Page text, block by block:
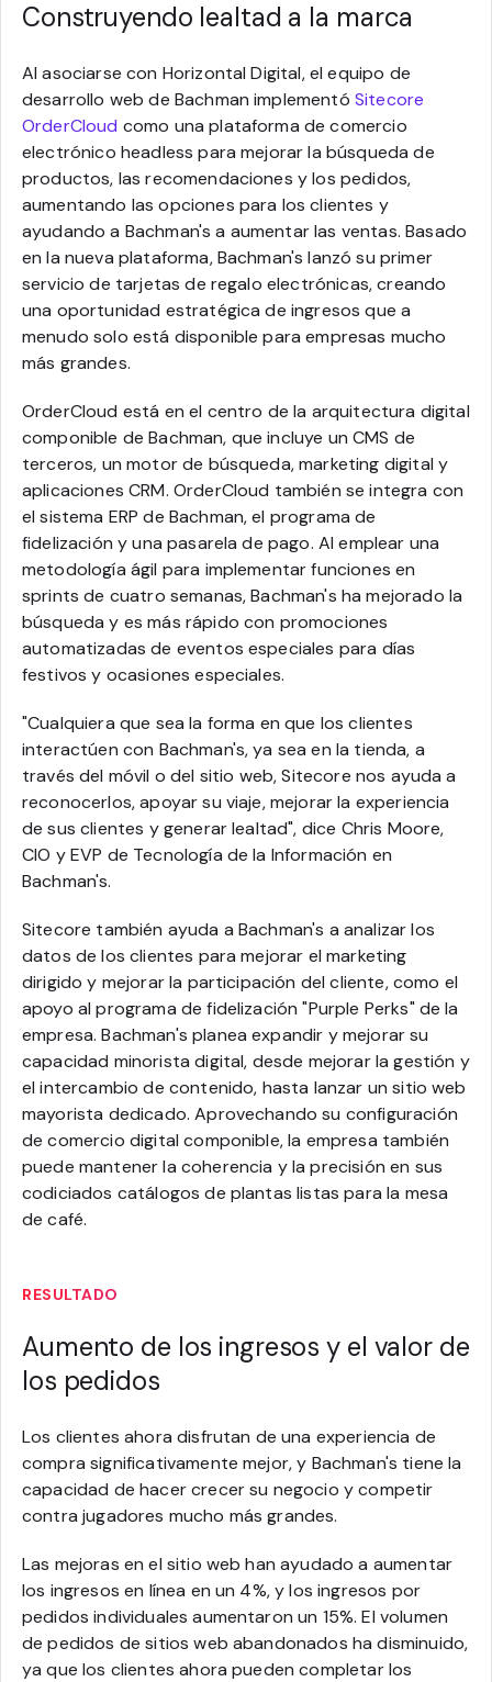
Construyendo lealtad a la marca
Al asociarse con Horizontal Digital, el equipo de
desarrollo web de Bachman implementó Sitecore
OrderCloud como una plataforma de comercio
electrónico headless para mejorar la búsqueda de
productos, las recomendaciones y los pedidos,
aumentando las opciones para los clientes y
ayudando a Bachman's a aumentar las ventas. Basado
en la nueva plataforma, Bachman's lanzó su primer
servicio de tarjetas de regalo electrónicas, creando
una oportunidad estratégica de ingresos que a
menudo solo está disponible para empresas mucho
más grandes.
OrderCloud está en el centro de la arquitectura digital
componible de Bachman, que incluye un CMS de
terceros, un motor de búsqueda, marketing digital y
aplicaciones CRM. OrderCloud también se integra con
el sistema ERP de Bachman, el programa de
fidelización y una pasarela de pago. Al emplear una
metodología ágil para implementar funciones en
sprints de cuatro semanas, Bachman's ha mejorado la
búsqueda y es más rápido con promociones
automatizadas de eventos especiales para días
festivos y ocasiones especiales.
"Cualquiera que sea la forma en que los clientes
interactúen con Bachman's, ya sea en la tienda, a
través del móvil o del sitio web, Sitecore nos ayuda a
reconocerlos, apoyar su viaje, mejorar la experiencia
de sus clientes y generar lealtad", dice Chris Moore,
CIO y EVP de Tecnología de la Información en
Bachman's.
Sitecore también ayuda a Bachman's a analizar los
datos de los clientes para mejorar el marketing
dirigido y mejorar la participación del cliente, como el
apoyo al programa de fidelización "Purple Perks" de la
empresa. Bachman's planea expandir y mejorar su
capacidad minorista digital, desde mejorar la gestión y
el intercambio de contenido, hasta lanzar un sitio web
mayorista dedicado. Aprovechando su configuración
de comercio digital componible, la empresa también
puede mantener la coherencia y la precisión en sus
codiciados catálogos de plantas listas para la mesa
de café.
RESULTADO
Aumento de los ingresos y el valor de
los pedidos
Los clientes ahora disfrutan de una experiencia de
compra significativamente mejor, y Bachman's tiene la
capacidad de hacer crecer su negocio y competir
contra jugadores mucho más grandes.
Las mejoras en el sitio web han ayudado a aumentar
los ingresos en línea en un 4%, y los ingresos por
pedidos individuales aumentaron un 15%. El volumen
de pedidos de sitios web abandonados ha disminuido,
ya que los clientes ahora pueden completar los